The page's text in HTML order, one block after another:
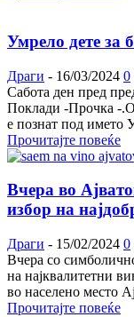
Умрело дете за
Драги - 16/03/2024 0
Сабота ден пред
Поклади -Прочка -
е познат под името
Прочитајте повеќе
Вчера во
избор на
Драги - 15/02/2024 0
Вчера со
на најквалитетни
во населено место
Прочитајте повеќе